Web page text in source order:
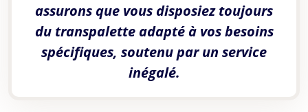
assurons que vous disposiez toujours
du transpalette adapté à vos besoins
spécifiques, soutenu par un service
inégalé.